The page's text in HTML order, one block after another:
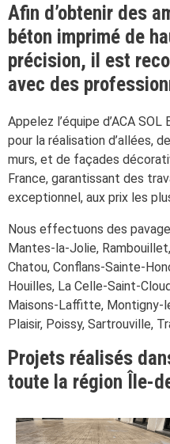
Afin d’obtenir des
béton imprimé de
précision, il est
avec des
Appelez l’équipe d’ACA
pour la réalisation d’allées,
murs, et de façades
France, garantissant des
exceptionnel, aux prix les
Nous effectuons des
Mantes-la-Jolie,
Chatou, Conflans-Sainte-
Houilles, La Celle-Saint-
Maisons-Laffitte, Montigny-
Plaisir, Poissy, Sartrouville,
Projets réalisés
toute la région Île-